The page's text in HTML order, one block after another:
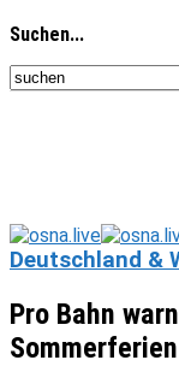
Suchen...
Deutschland &
Pro Bahn
Sommerferien